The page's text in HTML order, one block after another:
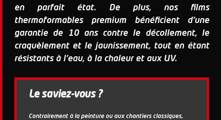
en parfait état. De plus, nos films
thermoformables premium bénéficient d'une
garantie de 10 ans contre le décollement, le
craquèlement et le jaunissement, tout en étant
résistants à l'eau, à la chaleur et aux UV.
Le saviez-vous ?
Contrairement à la peinture ou aux chantiers classiques,